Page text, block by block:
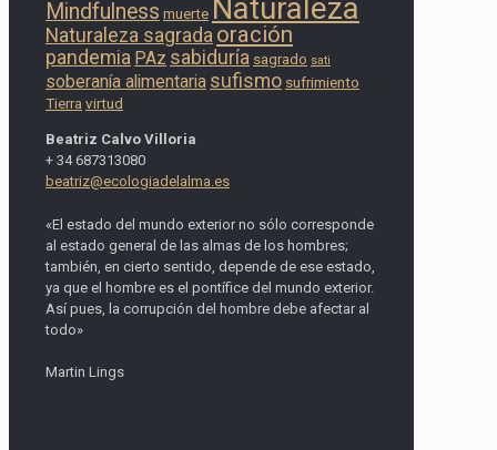
Mindfulness muerte Naturaleza
Naturaleza sagrada oración
pandemia PAz sabiduría sagrado sati
soberanía alimentaria sufismo sufrimiento
Tierra virtud
Beatriz Calvo Villoria
+ 34 687313080
beatriz@ecologiadelalma.es
«El estado del mundo exterior no sólo corresponde
al estado general de las almas de los hombres;
también, en cierto sentido, depende de ese estado,
ya que el hombre es el pontífice del mundo exterior.
Así pues, la corrupción del hombre debe afectar al
todo»
Martin Lings